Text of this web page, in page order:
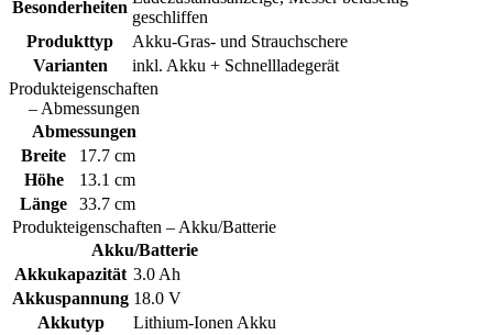
Besonderheiten
geschliffen
Produkttyp
Akku-Gras- und Strauchschere
Varianten
inkl. Akku + Schnellladegerät
Produkteigenschaften
– Abmessungen
Abmessungen
Breite
17.7 cm
Höhe
13.1 cm
Länge
33.7 cm
Produkteigenschaften – Akku/Batterie
Akku/Batterie
Akkukapazität 3.0 Ah
Akkuspannung 18.0 V
Akkutyp
Lithium-Ionen Akku